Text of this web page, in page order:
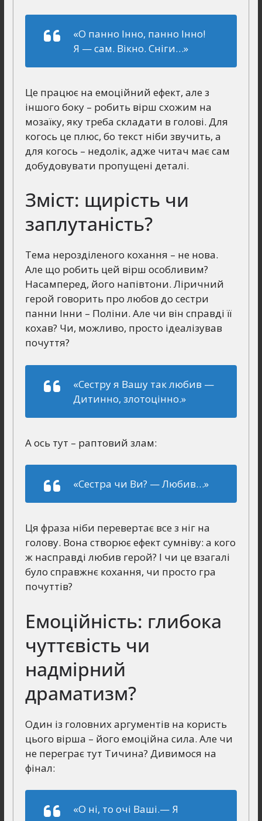
«О панно Інно, панно Інно!
Я — сам. Вікно. Сніги…»
Це працює на емоційний ефект, але з
іншого боку – робить вірш схожим на
мозаїку, яку треба складати в голові. Для
когось це плюс, бо текст ніби звучить, а
для когось – недолік, адже читач має сам
добудовувати пропущені деталі.
Зміст: щирість чи
заплутаність?
Тема нерозділеного кохання – не нова.
Але що робить цей вірш особливим?
Насамперед, його напівтони. Ліричний
герой говорить про любов до сестри
панни Інни – Поліни. Але чи він справді її
кохав? Чи, можливо, просто ідеалізував
почуття?
«Сестру я Вашу так любив —
Дитинно, злотоцінно.»
А ось тут – раптовий злам:
«Сестра чи Ви? — Любив…»
Ця фраза ніби перевертає все з ніг на
голову. Вона створює ефект сумніву: а кого
ж насправді любив герой? І чи це взагалі
було справжнє кохання, чи просто гра
почуттів?
Емоційність: глибока
чуттєвість чи
надмірний
драматизм?
Один із головних аргументів на користь
цього вірша – його емоційна сила. Але чи
не переграє тут Тичина? Дивимося на
фінал:
«О ні, то очі Ваші.— Я